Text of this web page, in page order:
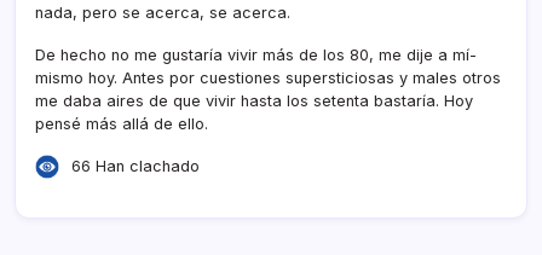
nada, pero se acerca, se acerca.
De hecho no me gustarí­a vivir más de los 80, me dije a mí­
mismo hoy. Antes por cuestiones supersticiosas y males otros
me daba aires de que vivir hasta los setenta bastarí­a. Hoy
pensé más allá de ello.
66 Han clachado